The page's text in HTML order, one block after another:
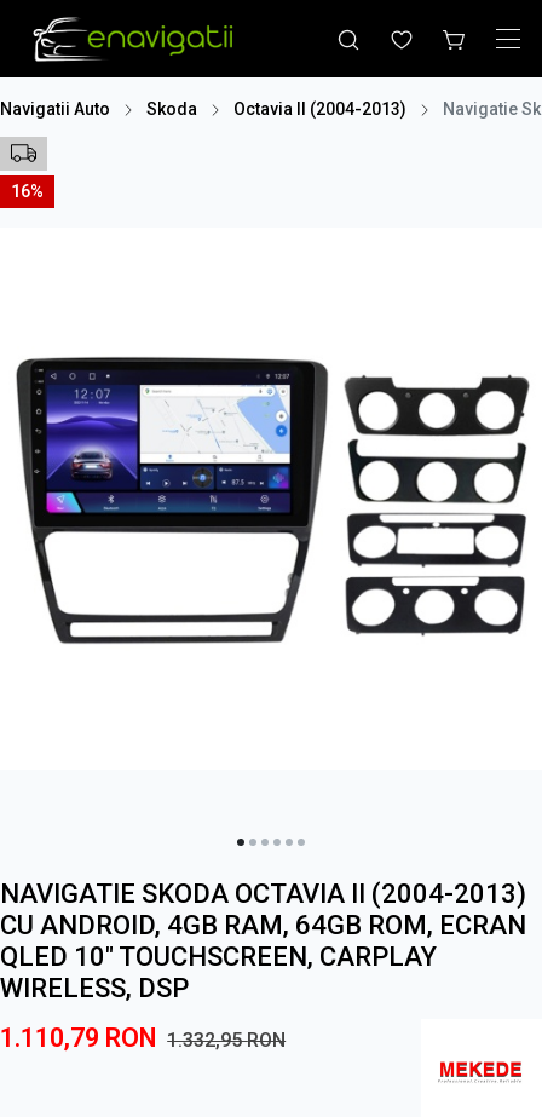
Navigatii Auto Skoda Octavia II (2004-2013) Navigatie
16%
NAVIGATIE SKODA OCTAVIA II (2004-2013)
CU ANDROID, 4GB RAM, 64GB ROM, ECRAN
QLED 10" TOUCHSCREEN, CARPLAY
WIRELESS, DSP
1.110,79 RON 1.332,95RON